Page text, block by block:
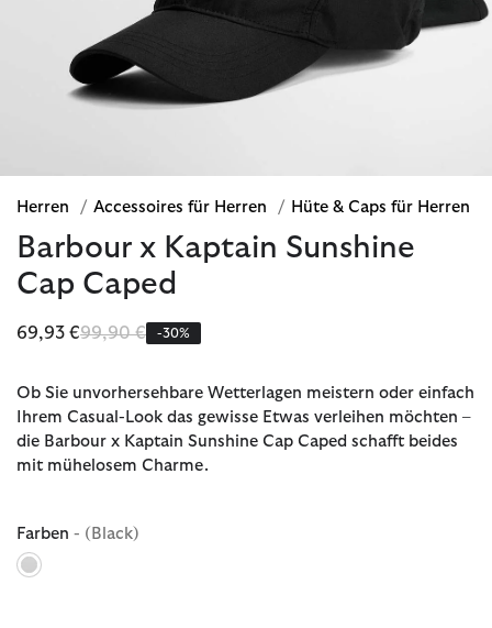
Herren / Accessoires für Herren / Hüte & Caps für Herren
Barbour x Kaptain Sunshine
Cap Caped
69,93 €Reduziert von
99,90 €bis-30%
Ob Sie unvorhersehbare Wetterlagen meistern oder einfach
Ihrem Casual-Look das gewisse Etwas verleihen möchten –
die Barbour x Kaptain Sunshine Cap Caped schafft beides
mit mühelosem Charme.
Farben - (Black)